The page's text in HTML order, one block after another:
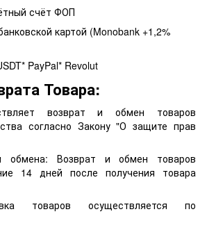
счёт ФОП
картой (Monobank +1,2%
PayPal* Revolut
Товара:
возврат и обмен товаров
согласно Закону "О защите прав
обмена: Возврат и обмен товаров
14 дней после получения товара
товаров осуществляется по